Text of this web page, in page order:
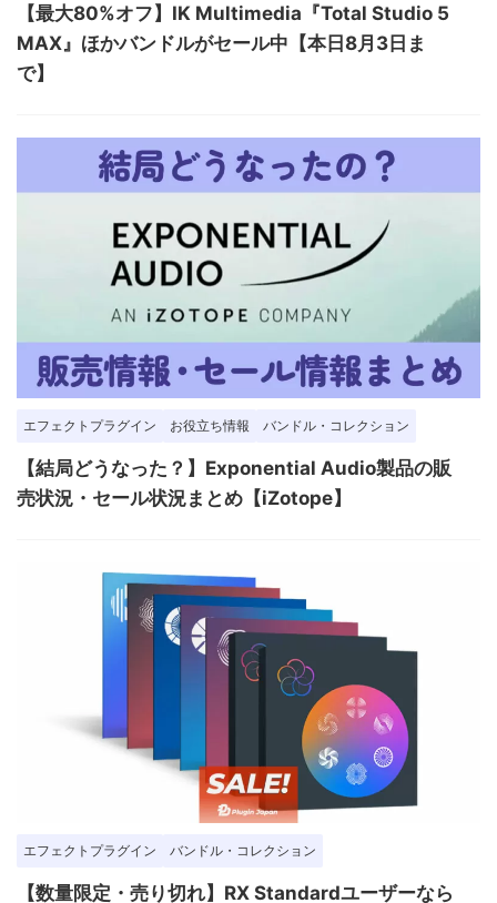
【最大80%オフ】IK Multimedia『Total Studio 5
MAX』ほかバンドルがセール中【本日8月3日ま
で】
エフェクトプラグイン お役立ち情報 バンドル・コレクション
【結局どうなった？】Exponential Audio製品の販
売状況・セール状況まとめ【iZotope】
エフェクトプラグイン バンドル・コレクション
【数量限定・売り切れ】RX Standardユーザーなら